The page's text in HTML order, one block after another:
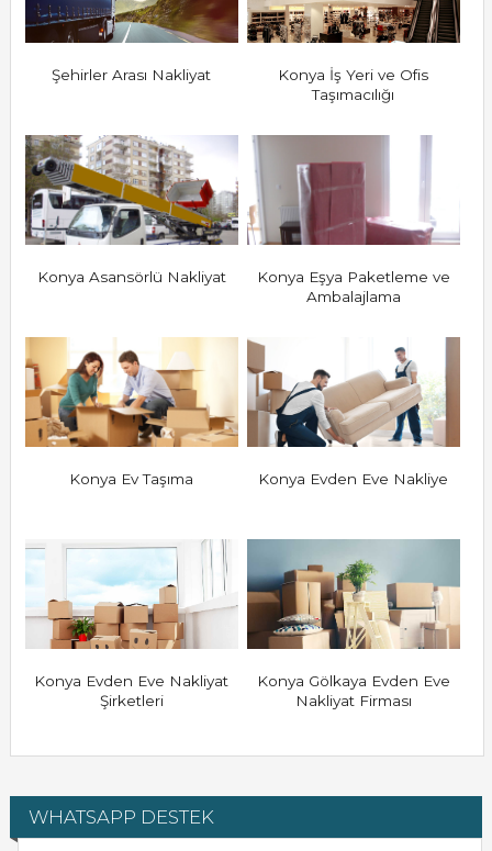
Şehirler Arası Nakliyat
Konya İş Yeri ve Ofis
Taşımacılığı
Konya Asansörlü Nakliyat
Konya Eşya Paketleme ve
Ambalajlama
Konya Ev Taşıma Konya Evden Eve Nakliye
Konya Evden Eve Nakliyat
Şirketleri
Konya Gölkaya Evden Eve
Nakliyat Firması
WHATSAPP DESTEK